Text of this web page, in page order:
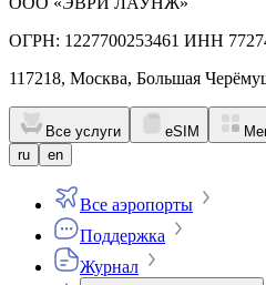
ОГРН: 1227700253461 ИНН
117218, Москва, Большая
Все услуги eSIM
ru
en
Все аэропорты
Поддержка
Журнал